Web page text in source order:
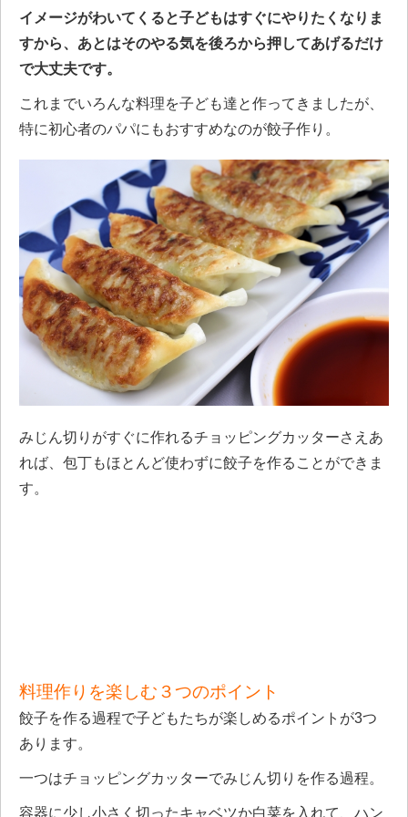
イメージがわいてくると子どもはすぐにやりたくなりま
すから、あとはそのやる気を後ろから押してあげるだけ
で大丈夫です。
これまでいろんな料理を子ども達と作ってきましたが、
特に初心者のパパにもおすすめなのが餃子作り。
みじん切りがすぐに作れるチョッピングカッターさえあ
れば、包丁もほとんど使わずに餃子を作ることができま
す。
料理作りを楽しむ３つのポイント
餃子を作る過程で子どもたちが楽しめるポイントが3つ
あります。
一つはチョッピングカッターでみじん切りを作る過程。
容器に少し小さく切ったキャベツか白菜を入れて、ハン